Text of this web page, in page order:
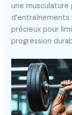
une musculature
précieux pour
progression